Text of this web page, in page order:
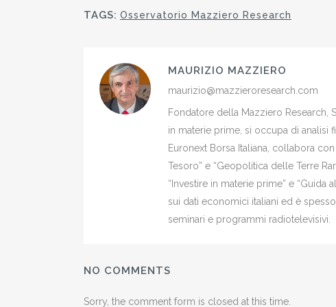
TAGS: Osservatorio Mazziero Research
MAURIZIO MAZZIERO
maurizio@mazzieroresearch.com
Fondatore della Mazziero Research,
in materie prime, si occupa di analisi
Euronext Borsa Italiana, collabora
Tesoro” e “Geopolitica delle Terre
“Investire in materie prime” e “Guida
sui dati economici italiani ed è
seminari e programmi radiotelevisivi.
NO COMMENTS
Sorry, the comment form is closed at this time.